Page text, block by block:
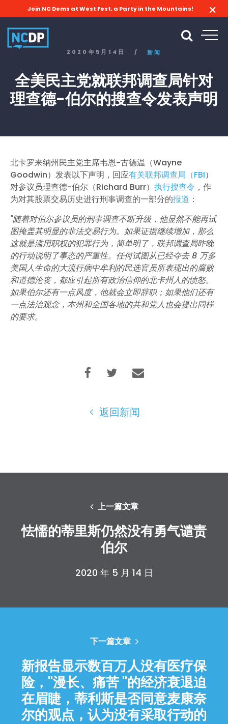
首页
Shop
Take Back the Courts
Join NC Dems at West Fest, a Party in the Mountains!
2020年5月14日 / 新闻
全美民主党就联邦调查局针对
理查德-伯尔的搜查令发表声明
北卡罗来纳州民主党主席韦恩-古德温（Wayne
Goodwin）发表以下声明，回应有关联邦调查局（FBI）
对参议员理查德-伯尔（Richard Burr） 执行搜查令 ，作
为对其股票交易历史进行刑事调查的一部分的报道 ：
"随着对伯尔参议员的刑事调查不断升级，他显然不能再试
图掩盖其明显的非法交易行为。如果证据继续增加，那么
这就是滥用职权的犯罪行为，简单明了，联邦调查局昨晚
的行动说明了事态的严重性。任何试图从已经夺去 8 万多
美国人生命的大流行病中牟利的民选官员所表现出的腐败
和道德沦丧，都应引起所有政治信仰的北卡州人的愤怒。
如果伯尔还有一点风度，他就会立即辞职；如果他们还有
一点法治观念，本州和全国各地的共和党人也会提出同样
的要求。
返回新闻
上一篇文章
怯懦的蒂里斯仍然没有勇气谴责
伯尔
2020 年 5 月 14 日
下一篇文章
新报告显示数百万人没有医疗保
险，"漫长、痛苦 "的经济衰退迫
在眉睫，蒂利斯是否同意麦康奈
尔的观点，认为没有采取行动的